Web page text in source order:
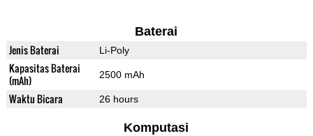
Baterai
Jenis Baterai Li-Poly
Kapasitas Baterai
(mAh)
2500 mAh
Waktu Bicara 26 hours
Komputasi